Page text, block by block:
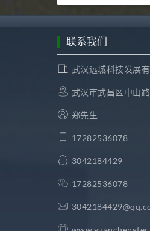
联系我们
武汉远城科技发展
武汉市武昌区中山
郑先生
17282536078
3042184429
17282536078